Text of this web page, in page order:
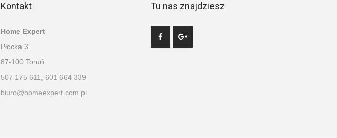
Kontakt
Home Expert
Płocka 3
87-100 Toruń
507 175 611, 601 664 339
biuro@homeexpert.com.pl
Tu nas znajdziesz